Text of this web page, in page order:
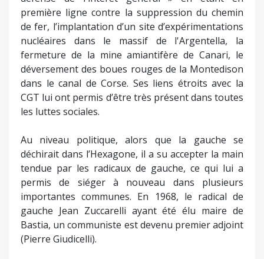
première ligne contre la suppression du chemin
de fer, l’implantation d’un site d’expérimentations
nucléaires dans le massif de l'Argentella, la
fermeture de la mine amiantifère de Canari, le
déversement des boues rouges de la Montedison
dans le canal de Corse. Ses liens étroits avec la
CGT lui ont permis d’être très présent dans toutes
les luttes sociales.
Au niveau politique, alors que la gauche se
déchirait dans l’Hexagone, il a su accepter la main
tendue par les radicaux de gauche, ce qui lui a
permis de siéger à nouveau dans plusieurs
importantes communes. En 1968, le radical de
gauche Jean Zuccarelli ayant été élu maire de
Bastia, un communiste est devenu premier adjoint
(Pierre Giudicelli).